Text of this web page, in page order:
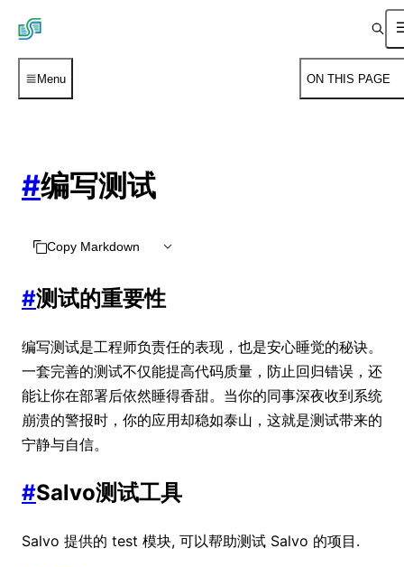
Menu ON THIS PAGE
#编写测试
Copy Markdown
#测试的重要性
编写测试是工程师负责任的表现，也是安心睡觉的秘诀。
一套完善的测试不仅能提高代码质量，防止回归错误，还
能让你在部署后依然睡得香甜。当你的同事深夜收到系统
崩溃的警报时，你的应用却稳如泰山，这就是测试带来的
宁静与自信。
#Salvo测试工具
Salvo 提供的 test 模块, 可以帮助测试 Salvo 的项目.